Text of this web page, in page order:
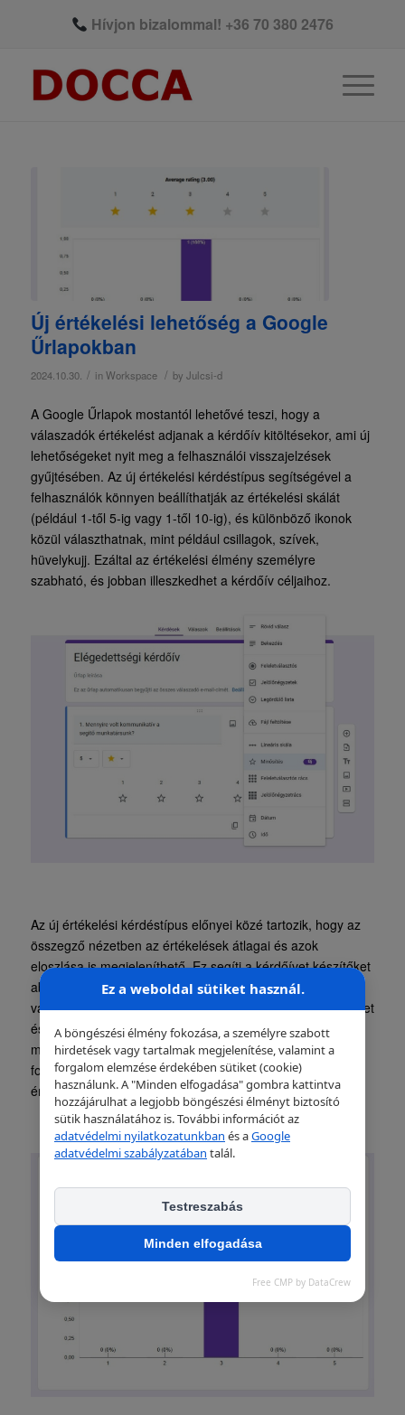
Hívjon bizalommal! +36 70 380 2476
Új értékelési lehetőség a Google
Űrlapokban
2024.10.30. / inWorkspace / by Julcsi-d
A Google Űrlapok mostantól lehetővé teszi, hogy a
válaszadók értékelést adjanak a kérdőív kitöltésekor, ami új
lehetőségeket nyit meg a felhasználói visszajelzések
gyűjtésében. Az új értékelési kérdéstípus segítségével a
felhasználók könnyen beállíthatják az értékelési skálát
(például 1-től 5-ig vagy 1-től 10-ig), és különböző ikonok
közül választhatnak, mint például csillagok, szívek,
hüvelykujj. Ezáltal az értékelési élmény személyre
szabható, és jobban illeszkedhet a kérdőív céljaihoz.
Az új értékelési kérdéstípus előnyei közé tartozik, hogy az
összegző nézetben az értékelések átlagai és azok
eloszlása is megjeleníthető. Ez segíti a kérdőívet készítőket
abban, hogy gyorsan és egyszerűen áttekintsék a
válaszokban rejlő mintázatokat, azonosítsák az erősségeket
és a fejlesztendő területeket. Az összegző fül vizuálisan
megjeleníti az értékelések eloszlását grafikonok
formájában, így a válaszadók visszajelzései azonnal
értelmezhetővé válnak.
Ez a weboldal sütiket használ.
A böngészési élmény fokozása, a személyre szabott
hirdetések vagy tartalmak megjelenítése, valamint a
forgalom elemzése érdekében sütiket (cookie)
használunk. A "Minden elfogadása" gombra kattintva
hozzájárulhat a legjobb böngészési élményt biztosító
sütik használatához is. További információt az
adatvédelmi nyilatkozatunkban és aGoogle
adatvédelmi szabályzatában talál.
Minden elfogadása
Testreszabás
Free CMP by DataCrew